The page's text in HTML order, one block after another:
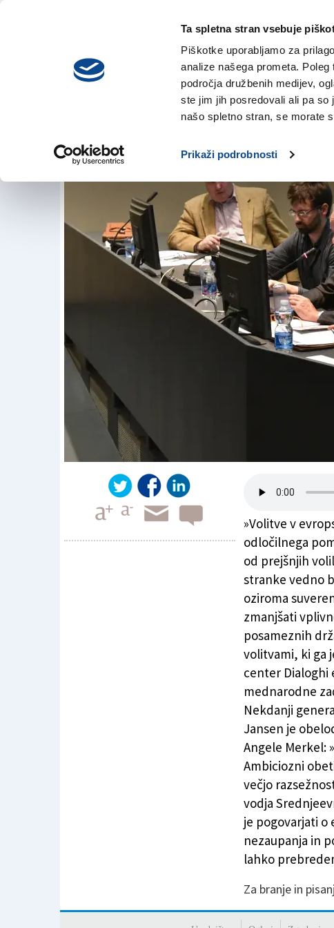
Ta spletna stran vsebuje
Piškotke uporabljamo za
analize našega prometa.
področja družbenih medijev,
ste jim jih posredovali ali pa
našo spletno stran, se morate
Prikaži podrobnosti
četrtek,
6. avgusta 2026
Majske evropske
7. nov. 2018 | 15:50
Majske evropske volitve bodo prelomne
»Volitve v
odločilnega
od prejšnjih
stranke vedno
oziroma
zmanjšati
posameznih
volitvami, ki ga
center Dialoghi
mednarodne
Nekdanji
Jansen je
Angele Merkel:
Ambiciozni
večjo
vodja
je pogovarjati o
nezaupanja in
lahko
Za branje in